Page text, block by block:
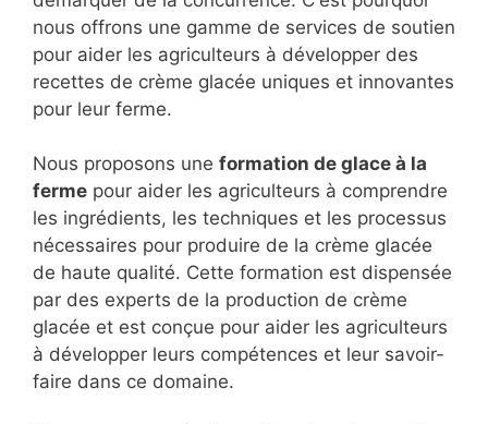
nous offrons une gamme de services de soutien
pour aider les agriculteurs à développer des
recettes de crème glacée uniques et innovantes
pour leur ferme.
Nous proposons une formation de glace à la
ferme pour aider les agriculteurs à comprendre
les ingrédients, les techniques et les processus
nécessaires pour produire de la crème glacée
de haute qualité. Cette formation est dispensée
par des experts de la production de crème
glacée et est conçue pour aider les agriculteurs
à développer leurs compétences et leur savoir-
faire dans ce domaine.